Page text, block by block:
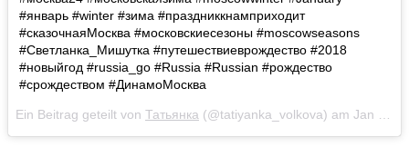
#январь #winter #зима #праздниккнамприходит
#сказочнаяМосква #московскиесезоны #moscowseasons
#Светланка_Мишутка #путешествиеврождество #2018
#новыйгод #russia_go #Russia #Russian #рождество
#срождеством #ДинамоМосква
Ein Beitrag geteilt von Татьянка (@tatiyanka_volkova) am Jan 7, 2018 um 10:23 PST